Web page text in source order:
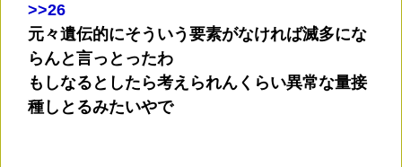
>>26
元々遺伝的にそういう要素がなければ滅多にな
らんと言っとったわ
もしなるとしたら考えられんくらい異常な量接
種しとるみたいやで